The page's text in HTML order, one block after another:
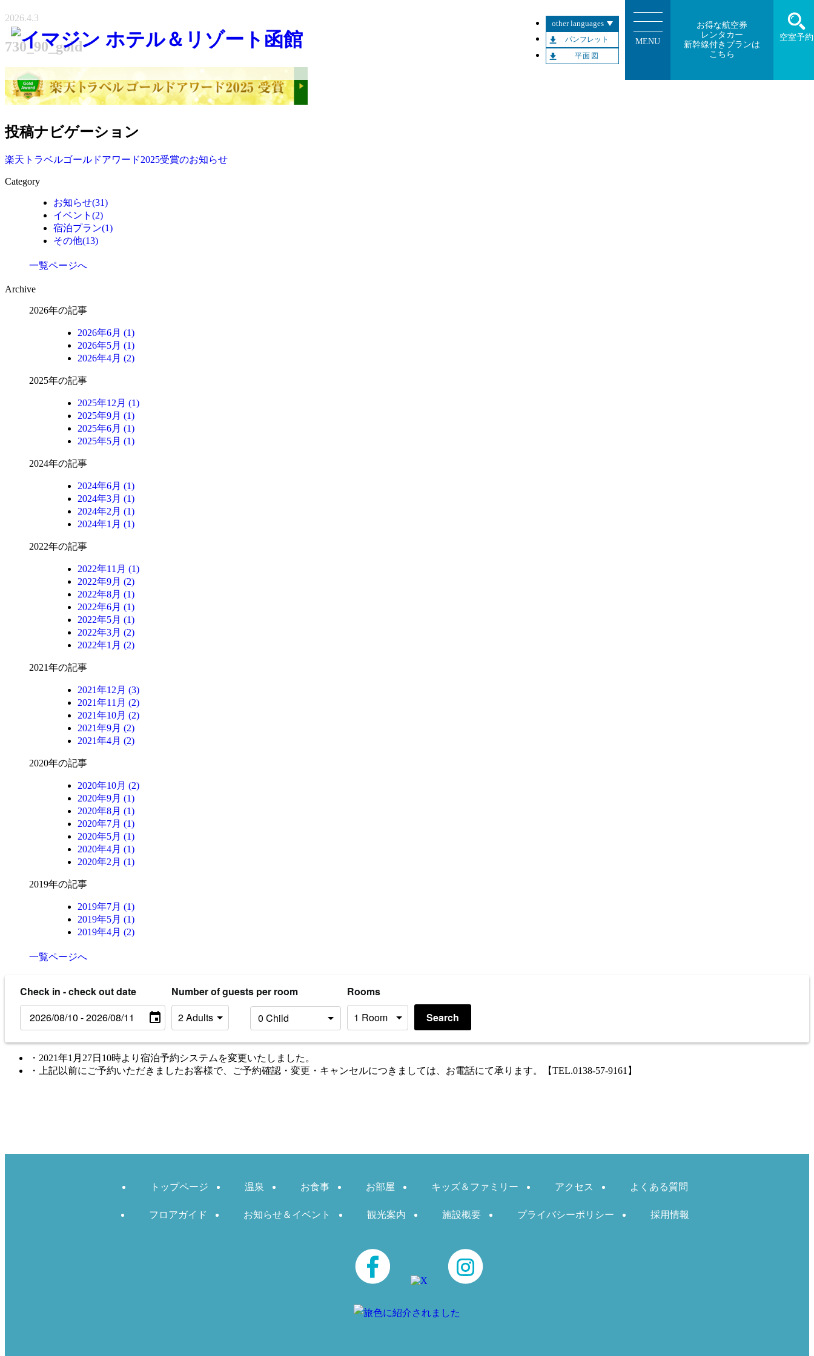
other languages
パンフレット
平面図
MENU
お得な航空券
レンタカー
新幹線付きプランは
こちら
空室予約
2026.4.3
730_90_gold
投稿ナビゲーション
楽天トラベルゴールドアワード2025受賞のお知らせ
Category
お知らせ(31)
イベント (2)
宿泊プラン(1)
その他(13)
一覧ページへ
Archive
2026年の記事
2026年6月 (1)
2026年5月 (1)
2026年4月 (2)
2025年の記事
2025年12月 (1)
2025年9月 (1)
2025年6月 (1)
2025年5月 (1)
2024年の記事
2024年6月 (1)
2024年3月 (1)
2024年2月 (1)
2024年1月 (1)
2022年の記事
2022年11月 (1)
2022年9月 (2)
2022年8月 (1)
2022年6月 (1)
2022年5月 (1)
2022年3月 (2)
2022年1月 (2)
2021年の記事
2021年12月 (3)
2021年11月 (2)
2021年10月 (2)
2021年9月 (2)
2021年4月 (2)
2020年の記事
2020年10月 (2)
2020年9月 (1)
2020年8月 (1)
2020年7月 (1)
2020年5月 (1)
2020年4月 (1)
2020年2月 (1)
2019年の記事
2019年7月 (1)
2019年5月 (1)
2019年4月 (2)
一覧ページへ
Check in - check out date Number of guests per room
Rooms
Search
・2021年1月27日10時より宿泊予約システムを変更いたしました。
・上記以前にご予約いただきましたお客様で、ご予約確認・変更・キャンセルにつきましては、お電話にて承ります。【TEL.0138-57-9161】
トップページ 温泉 お食事 お部屋 キッズ＆ファミリー アクセス よくある質問
フロアガイド お知らせ＆イベント 観光案内 施設概要 プライバシーポリシー 採用情報